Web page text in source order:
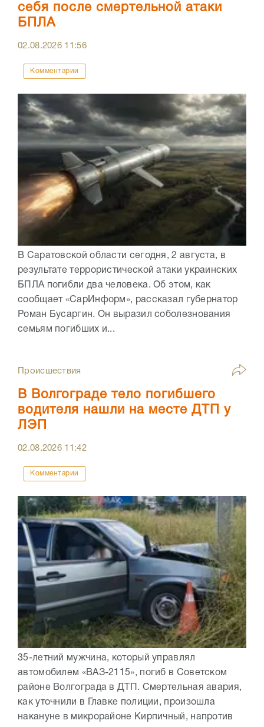
себя после смертельной атаки
БПЛА
02.08.2026 11:56
Комментарии
В Саратовской области сегодня, 2 августа, в
результате террористической атаки украинских
БПЛА погибли два человека. Об этом, как
сообщает «СарИнформ», рассказал губернатор
Роман Бусаргин. Он выразил соболезнования
семьям погибших и...
Происшествия
В Волгограде тело погибшего
водителя нашли на месте ДТП у
ЛЭП
02.08.2026 11:42
Комментарии
35-летний мужчина, который управлял
автомобилем «ВАЗ-2115», погиб в Советском
районе Волгограда в ДТП. Смертельная авария,
как уточнили в Главке полиции, произошла
накануне в микрорайоне Кирпичный, напротив